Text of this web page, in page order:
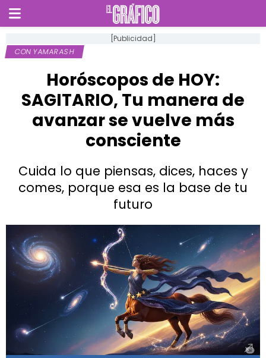
[Publicidad]
CON YAMARASH
Horóscopos de HOY:
SAGITARIO, Tu manera de
avanzar se vuelve más
consciente
Cuida lo que piensas, dices, haces y
comes, porque esa es la base de tu
futuro